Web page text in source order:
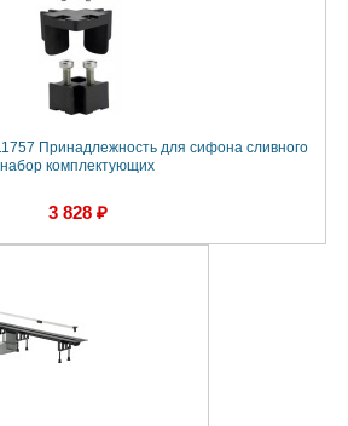
Принадлежность для сифона сливного
набор комплектующих
3 828 ₽